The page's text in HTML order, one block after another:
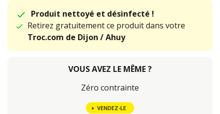
Produit nettoyé et désinfecté !
Retirez gratuitement ce produit dans votre
Troc.com de Dijon / Ahuy
VOUS AVEZ LE MÊME ?
Zéro contrainte
VENDEZ-LE